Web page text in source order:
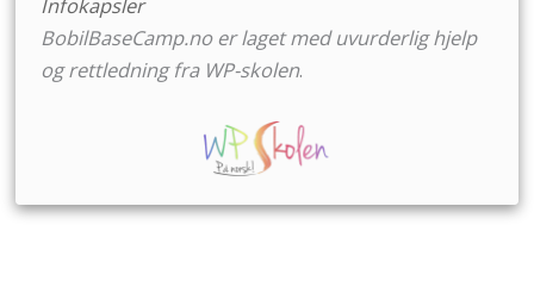
Infokapsler
BobilBaseCamp.no er laget med uvurderlig hjelp
og rettledning fra WP-skolen.